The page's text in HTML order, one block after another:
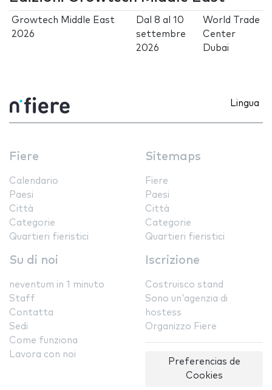
Growtech Middle East
2026
Dal8 al10
settembre
2026
World Trade
Center
Dubai
Lingua
Fiere
Calendario
Paesi
Città
Categorie
Quartieri fieristici
Sitemaps
Fiere
Paesi
Città
Categorie
Quartieri fieristici
Su di noi
neventum in 1 minuto
Staff
Contatta
Sedi
Come funziona
Lavora con noi
Iscrizione
Costruisco stand
Sono un'agenzia di
hostess
Organizzo Fiere
Preferencias de
Cookies